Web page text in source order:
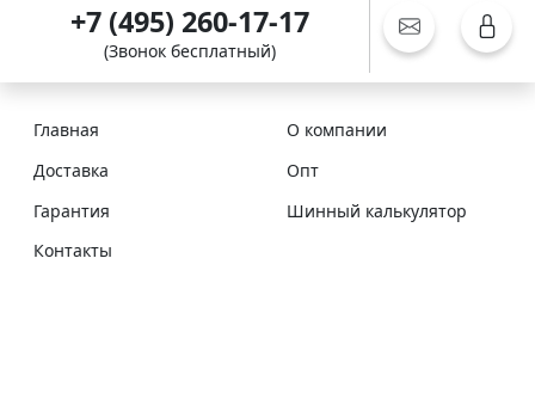
+7 (495) 260-17-17
(Звонок бесплатный)
Главная
О компании
Доставка
Опт
Гарантия
Шинный калькулятор
Контакты